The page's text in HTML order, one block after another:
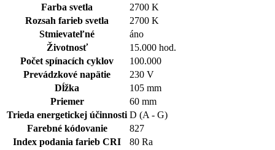
Farba svetla
2700 K
Rozsah farieb svetla
2700 K
Stmievateľné
áno
Životnosť
15.000 hod.
Počet spínacích cyklov
100.000
Prevádzkové napätie
230 V
Dĺžka
105 mm
Priemer
60 mm
Trieda energetickej účinnosti D (A - G)
Farebné kódovanie
827
Index podania farieb CRI
80 Ra